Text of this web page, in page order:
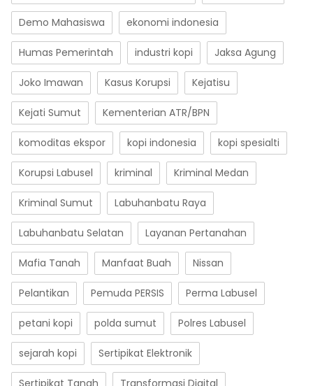
Demo Mahasiswa ekonomi indonesia
Humas Pemerintah industri kopi Jaksa Agung
Joko Imawan Kasus Korupsi Kejatisu
Kejati Sumut Kementerian ATR/BPN
komoditas ekspor kopi indonesia kopi spesialti
Korupsi Labusel kriminal Kriminal Medan
Kriminal Sumut Labuhanbatu Raya
Labuhanbatu Selatan Layanan Pertanahan
Mafia Tanah Manfaat Buah Nissan
Pelantikan Pemuda PERSIS Perma Labusel
petani kopi polda sumut Polres Labusel
sejarah kopi Sertipikat Elektronik
Sertipikat Tanah Transformasi Digital